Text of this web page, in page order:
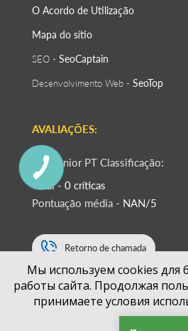
O Acordo de Utilização
Mapa do sítio
SEO - SeoСaptain
Desenvolvimento Web - SeoTop
AVALIAÇÕES:
RaizSénior PT Classificação:
Total - 0 críticas
Pontuação média - NAN/5
Retorno de chamada
+351
Мы используем cookies для
работы сайта. Продолжая
принимаете условия
КНОПКА
ЗВ'ЯЗКУ